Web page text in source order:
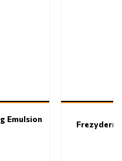
Emulsion
Frezyderm